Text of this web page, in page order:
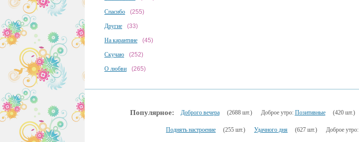
Спасибо (255)
Другие (33)
На карантине (45)
Скучаю (252)
О любви (265)
Популярное: Доброго вечера (2688 шт.) Доброе утро: Позитивные (420 шт.)
Поднять настроение (255 шт.) Удачного дня (627 шт.) Доброе утро: